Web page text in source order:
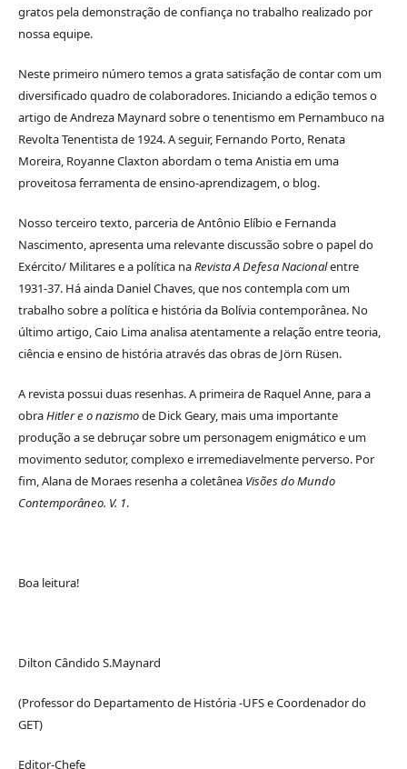
gratos pela demonstração de confiança no trabalho realizado por
nossa equipe.
Neste primeiro número temos a grata satisfação de contar com um
diversificado quadro de colaboradores. Iniciando a edição temos o
artigo de Andreza Maynard sobre o tenentismo em Pernambuco na
Revolta Tenentista de 1924. A seguir, Fernando Porto, Renata
Moreira, Royanne Claxton abordam o tema Anistia em uma
proveitosa ferramenta de ensino-aprendizagem, o blog.
Nosso terceiro texto, parceria de Antônio Elíbio e Fernanda
Nascimento, apresenta uma relevante discussão sobre o papel do
Exército/ Militares e a política naRevista A Defesa Nacionalentre
1931-37. Há ainda Daniel Chaves, que nos contempla com um
trabalho sobre a política e história da Bolívia contemporânea. No
último artigo, Caio Lima analisa atentamente a relação entre teoria,
ciência e ensino de história através das obras de Jörn Rüsen.
A revista possui duas resenhas. A primeira de Raquel Anne, para a
obraHitler e o nazismode Dick Geary, mais uma importante
produção a se debruçar sobre um personagem enigmático e um
movimento sedutor, complexo e irremediavelmente perverso. Por
fim, Alana de Moraes resenha a coletânea Visões do Mundo
Contemporâneo. V. 1.
Boa leitura!
Dilton Cândido S.Maynard
(Professor do Departamento de História -UFS e Coordenador do
GET)
Editor-Chefe